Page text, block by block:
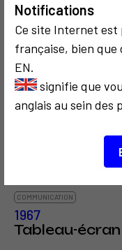
Notifications
Ce site Internet est
française, bien que
EN.
signifie que
anglais au sein des
COMMUNICATION
1998
Machine à
travailler le
temps sur le
COMMUNICATION
1967
Tableau-écran